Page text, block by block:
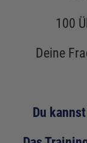
100
Deine
Du